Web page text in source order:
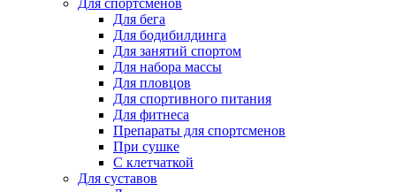
Для спортсменов
Для бега
Для бодибилдинга
Для занятий спортом
Для набора массы
Для пловцов
Для спортивного питания
Для фитнеса
Препараты для спортсменов
При сушке
С клетчаткой
Для суставов